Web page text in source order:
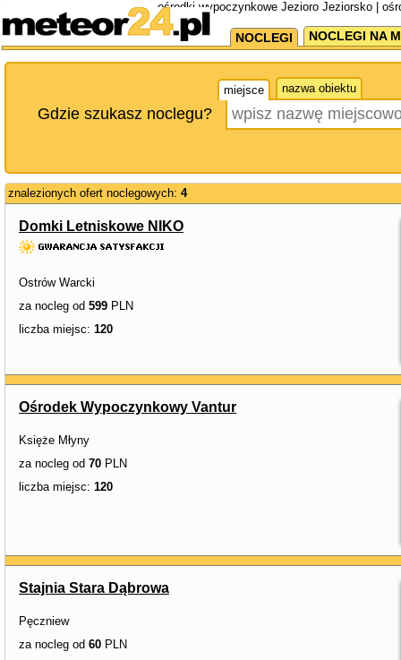
ośrodki wypoczynkowe Jezioro Jeziorsko |
NOCLEGI NOCLEGI NA
miejsce nazwa obiektu
Gdzie szukasz noclegu?
znalezionych ofert noclegowych: 4
Domki Letniskowe NIKO
Ostrów Warcki
za nocleg od 599 PLN
liczba miejsc: 120
Ośrodek Wypoczynkowy Vantur
Księże Młyny
za nocleg od 70 PLN
liczba miejsc: 120
Stajnia Stara Dąbrowa
Pęczniew
za nocleg od 60 PLN